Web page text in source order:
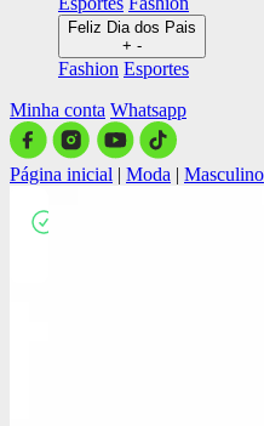
Feliz Dia dos Pais
+ -
Fashion Esportes
Minha conta Whatsapp
Página inicial | Moda | Masculino